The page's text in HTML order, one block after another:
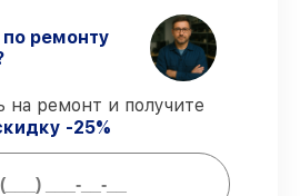
гарантия
– все
и комплектующие
поддержкой до
ремонту
на ремонт и получите
-25%